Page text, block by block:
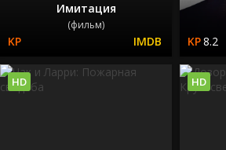
Имитация
(фильм)
8.2
HD HD